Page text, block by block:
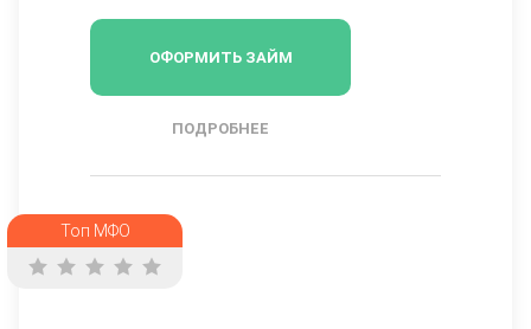
ОФОРМИТЬ ЗАЙМ
ПОДРОБНЕЕ
Топ МФО